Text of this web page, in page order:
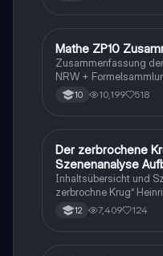
Mathe
Mathe ZP10
Zusammenfassung
NRW +
10 10,199 518
Deutsch
Der zerbrochene
Szenenanalyse
Q1/Q2/Abitur
Inhaltsübersicht und
zerbrochne Krug”
12 7,409 124